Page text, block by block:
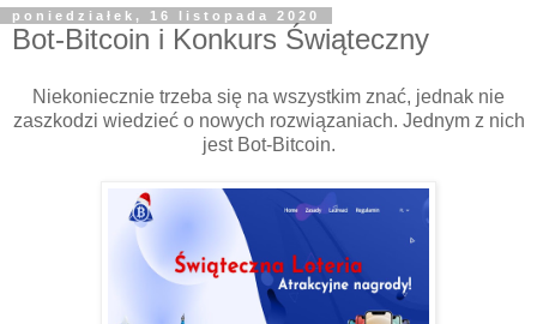
poniedziałek, 16 listopada 2020
Bot-Bitcoin i Konkurs Świąteczny
Niekoniecznie trzeba się na wszystkim znać, jednak nie
zaszkodzi wiedzieć o nowych rozwiązaniach. Jednym z nich
jest Bot-Bitcoin.